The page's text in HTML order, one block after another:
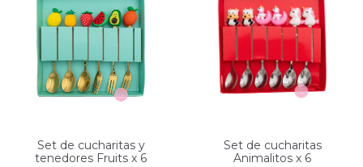
Set de cucharitas y
tenedores Fruits x 6
Set de cucharitas
Animalitos x 6